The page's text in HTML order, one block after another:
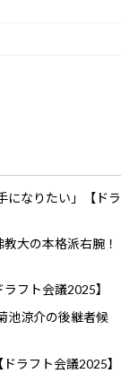
になりたい」【ドラ
大の本格派右腕！
フト会議2025】
池涼介の後継者候
ラフト会議2025】